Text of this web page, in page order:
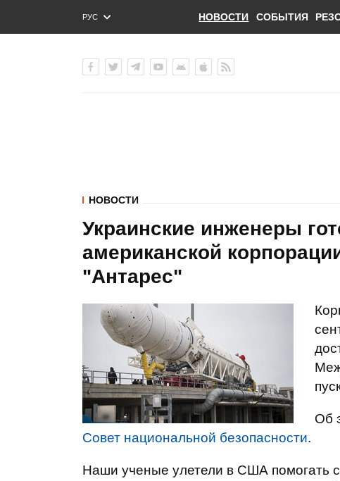
РУС
ENG
НОВОСТИ СОБЫТИЯ
НОВОСТИ
Украинские инженеры
американской
"Антарес"
Об
Совет национальной безопасности.
Наши ученые улетели в США помогать